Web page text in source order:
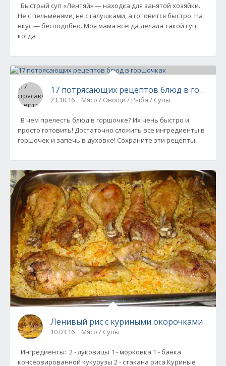
Быстрый суп «Лентяй» — находка для занятой хозяйки.
Не с пельменями, не с галушками, а готовится быстро. На
вкус — бесподобно. Моя мама всегда делала такой суп,
когда
17 потрясающих рецептов блюд в
23.10.16 Мясо / Овощи / Рыба / Супы
В чем прелесть блюд в горшочке? Их чень быстро и
просто готовить! Достаточно сложить все ингредиенты в
горшочек и запечь в духовке! Сохраните эти рецепты
Ленивый рис с куриными окорочками
10.03.16 Мясо / Супы
Ингредиенты: 2 - луковицы 1 - морковка 1 - банка
консервированной кукурузы 2 - стакана риса Куриные